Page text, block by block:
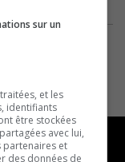
sur un
et les
identifiants
être stockées
avec lui,
partenaires et
des données de